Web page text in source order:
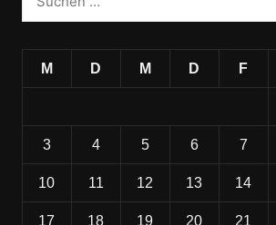
M D M D F
3 4 5 6 7
10 11 12 13 14
17 18 19 20 21